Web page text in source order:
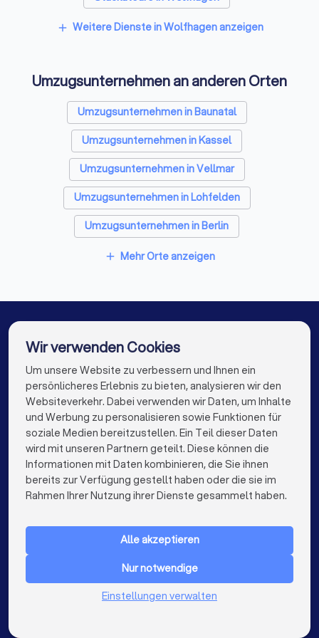
Spezialisten für Dämmung in Wolfhagen
Sicherheitstechniker in Wolfhagen
Trockenbauer in Wolfhagen
Entrümpelungsfirmen in Wolfhagen
Sanitärinstallateure in Wolfhagen
Fliesenleger in Wolfhagen
Fensterbauer in Wolfhagen
Bodenleger in Wolfhagen
add Weitere Dienste in Wolfhagen anzeigen
Umzugsunternehmen an anderen Orten
Umzugsunternehmen in Baunatal
Umzugsunternehmen in Kassel
Umzugsunternehmen in Vellmar
Umzugsunternehmen in Lohfelden
Umzugsunternehmen in Berlin
Umzugsunternehmen in Hamburg
Umzugsunternehmen in Frankfurt am Main
Umzugsunternehmen in Stuttgart
Umzugsunternehmen in Düsseldorf
Umzugsunternehmen in Dortmund
Umzugsunternehmen in Essen
Umzugsunternehmen in Bremen
Umzugsunternehmen in Dresden
Umzugsunternehmen in Hannover
Umzugsunternehmen in Leipzig
add Mehr Orte anzeigen
Die besten Umzugsunternehmen für Sie
info@trustlocal.de
FÜR PRIVATPERSONEN
Niederlande
Wir verwenden Cookies
Um unsere Website zu verbessern und Ihnen ein
persönlicheres Erlebnis zu bieten, analysieren wir den
Websiteverkehr. Dabei verwenden wir Daten, um Inhalte
und Werbung zu personalisieren sowie Funktionen für
soziale Medien bereitzustellen. Ein Teil dieser Daten
wird mit unseren Partnern geteilt. Diese können die
Informationen mit Daten kombinieren, die Sie ihnen
bereits zur Verfügung gestellt haben oder die sie im
Rahmen Ihrer Nutzung ihrer Dienste gesammelt haben.
Alle akzeptieren
Nur notwendige
Einstellungen verwalten